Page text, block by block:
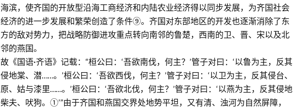
海滨，使齐国的开放型沿海工商经济和内陆农业经济得以同步发展，为齐国社会
经济的进一步发展和繁荣创造了条件⑨。齐国对东部地区的开发也逐渐消除了东
方的敌对势力，把战略防御进攻重点转向南邻的鲁楚，西南的卫、晋、宋以及北
邻的燕国。
故《国语·齐语》记载：“桓公曰：‘吾欲南伐，何主？’管子对曰：‘以鲁为主，反其
侵地棠、潜……。’桓公曰：‘吾欲西伐，何主？’管子对曰：‘以卫为主，反其侵台、
原、姑与漆里……。’桓公曰：‘吾欲北伐，何主？’管子对曰：‘以燕为主，反其侵地
柴夫、吠狗。①’”由于齐国和燕国交界处地势平坦，又有清、浊河为自然屏障，